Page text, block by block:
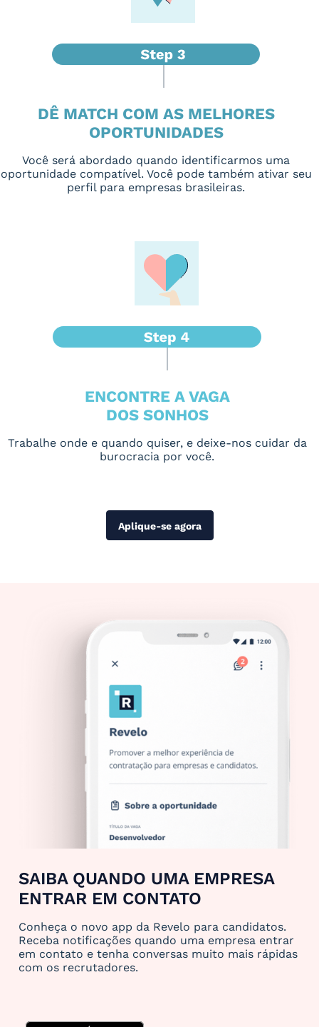
DÊ MATCH COM AS MELHORES
OPORTUNIDADES
Você será abordado quando identificarmos uma
oportunidade compatível. Você pode também ativar seu
perfil para empresas brasileiras.
ENCONTRE A VAGA
DOS SONHOS
Trabalhe onde e quando quiser, e deixe-nos cuidar da
burocracia por você.
Aplique-se agora
SAIBA QUANDO UMA EMPRESA
ENTRAR EM CONTATO
Conheça o novo app da Revelo para candidatos.
Receba notificações quando uma empresa entrar
em contato e tenha conversas muito mais rápidas
com os recrutadores.